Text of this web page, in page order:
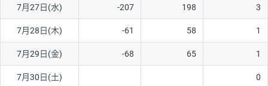
7月27日(水) -207 198 3
7月28日(木) -61 58 1
7月29日(金) -68 65 1
7月30日(土) 0